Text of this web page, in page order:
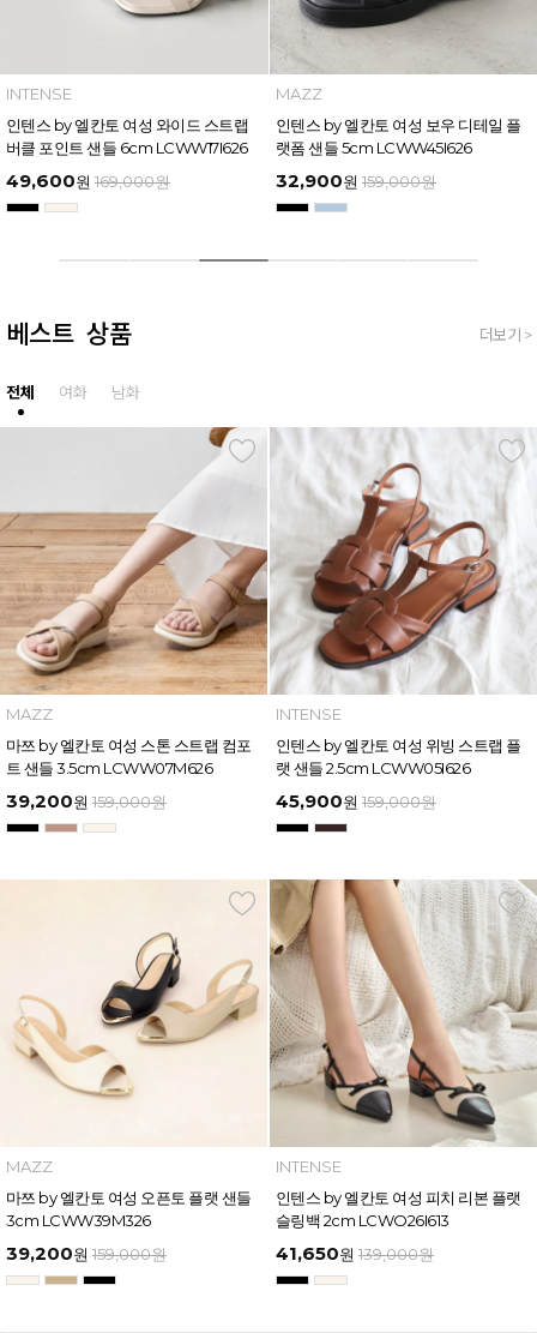
MAZZ
마쯔 by 엘칸토 남성 트리플 스트랩 벨
크로 슬라이드 4.5cm LCMW61M626
35,900원 159,000원
MAZZ
마쯔 by 엘칸토 여성 링크 장식 플랫폼
샌들 6cm LCWW50M626
54,400원 169,000원
베스트 상품
전체 여화 남화
더보기 >
MAZZ
마쯔 by 엘칸토 여성 스톤 스트랩 컴포
트 샌들 3.5cm LCWW07M626
39,200원 159,000원
INTENSE
인텐스 by 엘칸토 여성 위빙 스트랩 플
랫 샌들 2.5cm LCWW05I626
45,900원 159,000원
MAZZ
마쯔 by 엘칸토 여성 오픈토 플랫 샌들
3cm LCWW39M326
39,200원 159,000원
INTENSE
인텐스 by 엘칸토 여성 피치 리본 플랫
슬링백 2cm LCWO26I613
41,650원 139,000원